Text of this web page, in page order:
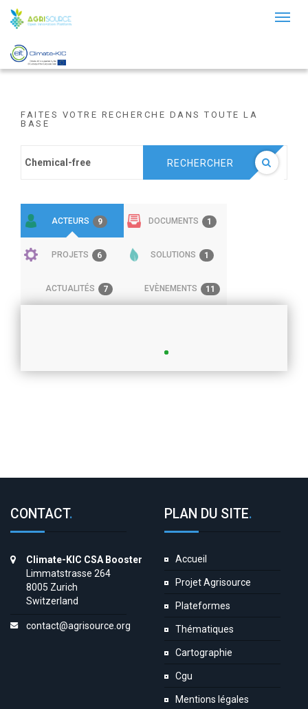
FAITES VOTRE RECHERCHE DANS TOUTE LA
BASE
RECHERCHER
ACTEURS 9 DOCUMENTS 1
PROJETS 6 SOLUTIONS 1
ACTUALITÉS 7 EVÈNEMENTS 11
CONTACT.
Climate-KIC CSA Booster
Limmatstrasse 264
8005 Zurich
Switzerland
contact@agrisource.org
PLAN DU SITE.
Accueil
Projet Agrisource
Plateformes
Thématiques
Cartographie
Cgu
Mentions légales